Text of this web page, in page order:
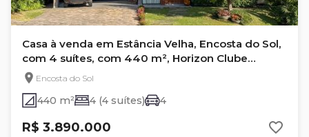
Casa à venda em Estância Velha, Encosta do Sol,
com 4 suítes, com 440 m², Horizon Clube
Residencial
Encosta do Sol
440 m² 4 (4 suítes) 4
R$ 3.890.000